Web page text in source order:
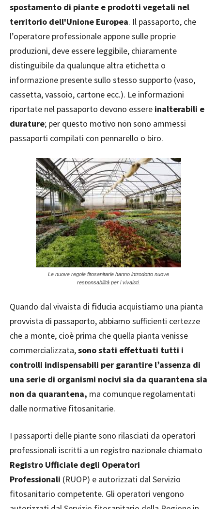
spostamento di piante e prodotti vegetali nel
territorio dell'Unione Europea. Il passaporto, che
l’operatore professionale appone sulle proprie
produzioni, deve essere leggibile, chiaramente
distinguibile da qualunque altra etichetta o
informazione presente sullo stesso supporto (vaso,
cassetta, vassoio, cartone ecc.). Le informazioni
riportate nel passaporto devono essere inalterabili e
durature; per questo motivo non sono ammessi
passaporti compilati con pennarello o biro.
Le nuove regole fitosanitarie hanno introdotto nuove
responsabilità per i vivaisti.
Quando dal vivaista di fiducia acquistiamo una pianta
provvista di passaporto, abbiamo sufficienti certezze
che a monte, cioè prima che quella pianta venisse
commercializzata,sono stati effettuati tutti i
controlli indispensabili per garantire l’assenza di
una serie di organismi nocivi sia da quarantena sia
non da quarantena, ma comunque regolamentati
dalle normative fitosanitarie.
I passaporti delle piante sono rilasciati da operatori
professionali iscritti a un registro nazionale chiamato
Registro Ufficiale degli Operatori
Professionali (RUOP) e autorizzati dal Servizio
fitosanitario competente. Gli operatori vengono